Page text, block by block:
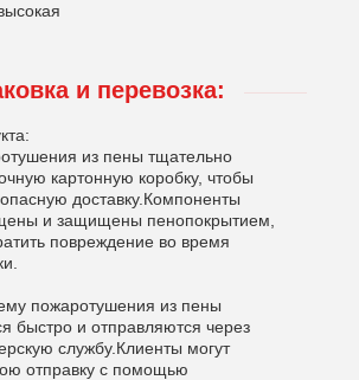
и перевозка:
из пены тщательно
картонную коробку, чтобы
доставку.Компоненты
и защищены пенопокрытием,
повреждение во время
пожаротушения из пены
быстро и отправляются через
службу.Клиенты могут
отправку с помощью